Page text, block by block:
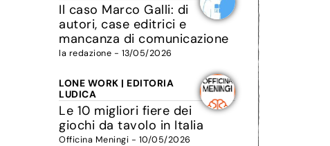
Il caso Marco Galli: di
autori, case editrici e
mancanza di comunicazione
la redazione - 13/05/2026
LONE WORK | EDITORIA
LUDICA
Le 10 migliori fiere dei
giochi da tavolo in Italia
Officina Meningi - 10/05/2026